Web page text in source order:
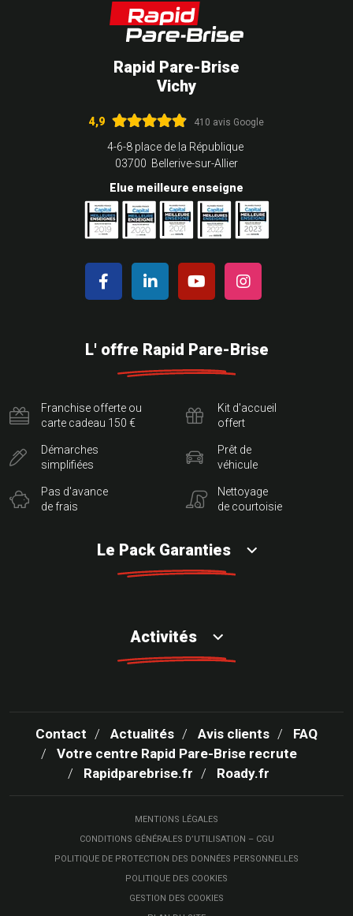
Rapid Pare-Brise
Vichy
4,9 410 avis Google
4-6-8 place de la République
03700 Bellerive-sur-Allier
Elue meilleure enseigne
L' offre Rapid Pare-Brise
Franchise offerte ou
carte cadeau 150 €
Démarches
simplifiées
Pas d'avance
de frais
Kit d'accueil
offert
Prêt de
véhicule
Nettoyage
de courtoisie
Le Pack Garanties
Activités
Contact Actualités Avis clients
FAQ
Votre centre Rapid Pare-Brise recrute
Rapidparebrise.fr
Roady.fr
MENTIONS LÉGALES
CONDITIONS GÉNÉRALES D’UTILISATION – CGU
POLITIQUE DE PROTECTION DES DONNÉES PERSONNELLES
POLITIQUE DES COOKIES
GESTION DES COOKIES